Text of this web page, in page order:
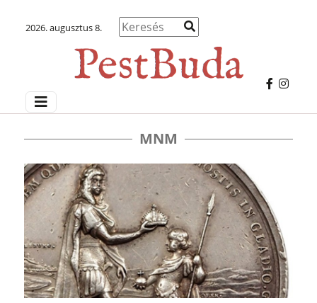
2026. augusztus 8.
MNM